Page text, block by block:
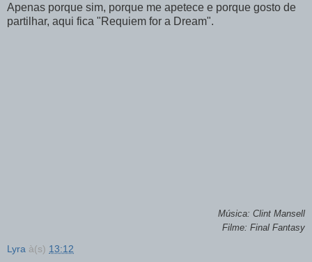
Apenas porque sim, porque me apetece e porque gosto de
partilhar, aqui fica "Requiem for a Dream".
Música: Clint Mansell
Filme: Final Fantasy
Lyra à(s) 13:12